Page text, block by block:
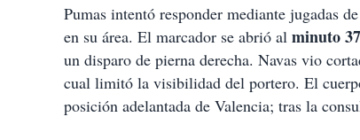
Pumas intentó responder mediante jugadas
en su área. El marcador se abrió al minuto 37
un disparo de pierna derecha. Navas vio
cual limitó la visibilidad del portero. El
posición adelantada de Valencia; tras la